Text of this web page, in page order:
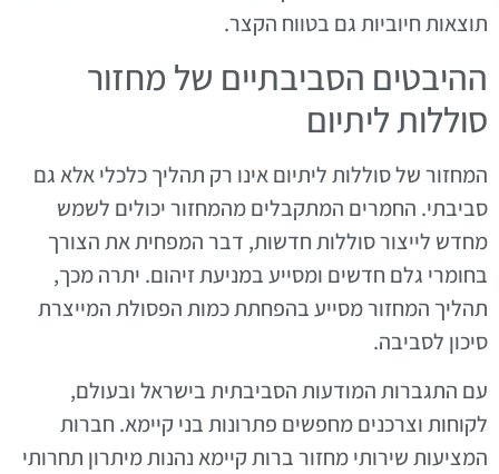
תוצאות חיוביות גם בטווח הקצר.
ההיבטים הסביבתיים של מחזור
סוללות ליתיום
המחזור של סוללות ליתיום אינו רק תהליך כלכלי אלא גם
סביבתי. החמרים המתקבלים מהמחזור יכולים לשמש
מחדש לייצור סוללות חדשות, דבר המפחית את הצורך
בחומרי גלם חדשים ומסייע במניעת זיהום. יתרה מכך,
תהליך המחזור מסייע בהפחתת כמות הפסולת המייצרת
סיכון לסביבה.
עם התגברות המודעות הסביבתית בישראל ובעולם,
לקוחות וצרכנים מחפשים פתרונות בני קיימא. חברות
המציעות שירותי מחזור ברות קיימא נהנות מיתרון תחרותי